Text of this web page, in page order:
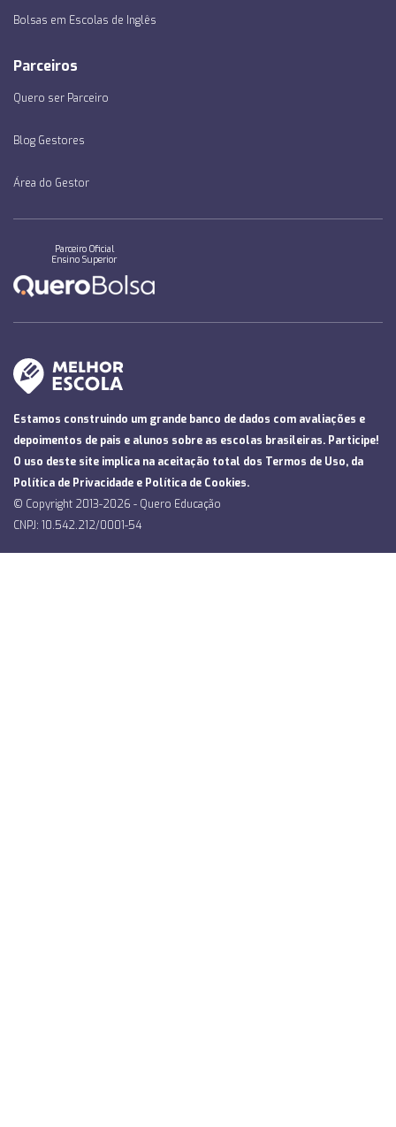
Bolsas em Escolas de Inglês
Parceiros
Quero ser Parceiro
Blog Gestores
Área do Gestor
Parceiro Oficial
Ensino Superior
Estamos construindo um grande banco de dados com avaliações e
depoimentos de pais e alunos sobre as escolas brasileiras. Participe!
O uso deste site implica na aceitação total dos Termos de Uso, da
Política de Privacidade e Política de Cookies.
© Copyright 2013-2026 - Quero Educação
CNPJ: 10.542.212/0001-54